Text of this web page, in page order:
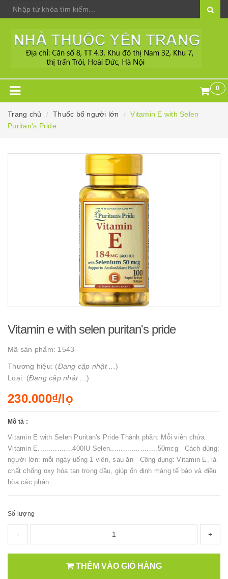
0
Trang chủ Thuốc bổ người lớn
Vitamin E with Selen
Puritan's Pride
Vitamin e with selen puritan's pride
Mã sản phẩm: 1543
Thương hiệu: (Đang cập nhật ... )
Loại: (Đang cập nhật ... )
230.000₫/lọ
Mô tả :
Vitamin E with Selen Puritan's Pride Thành phần: Mỗi viên chứa:
Vitamin E................400IU Selen......................50mcg Cách dùng:
người lớn: mỗi ngày uống 1 viên, sau ăn Công dụng: Vitamin E, là
chất chống oxy hóa tan trong dầu, giúp ổn định màng tế bào và điều
hòa các phản...
Số lượng
- +
THÊM VÀO GIỎ HÀNG